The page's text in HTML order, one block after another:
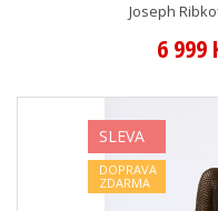
Joseph
6 999
SLEVA
DOPRAVA
ZDARMA